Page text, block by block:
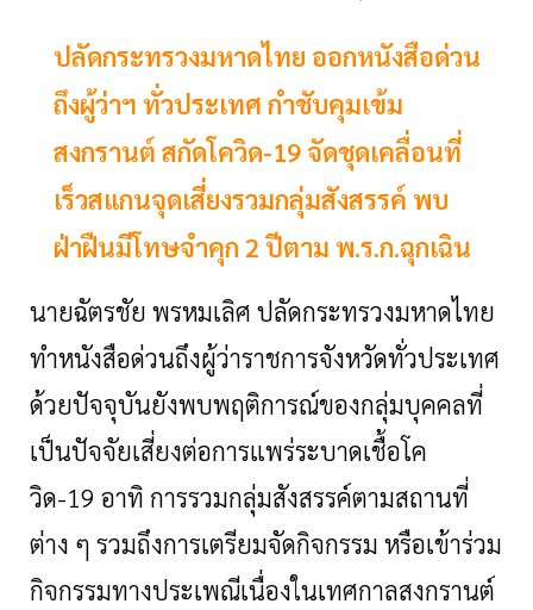
ปลัดกระทรวงมหาดไทย ออกหนังสือด่วน
ถึงผู้ว่าฯ ทั่วประเทศ กำชับคุมเข้ม
สงกรานต์ สกัดโควิด-19 จัดชุดเคลื่อนที่
เร็วสแกนจุดเสี่ยงรวมกลุ่มสังสรรค์ พบ
ฝ่าฝืนมีโทษจำคุก 2 ปีตาม พ.ร.ก.ฉุกเฉิน
นายฉัตรชัย พรหมเลิศ ปลัดกระทรวงมหาดไทย
ทำหนังสือด่วนถึงผู้ว่าราชการจังหวัดทั่วประเทศ
ด้วยปัจจุบันยังพบพฤติการณ์ของกลุ่มบุคคลที่
เป็นปัจจัยเสี่ยงต่อการแพร่ระบาดเชื้อโค
วิด-19 อาทิ การรวมกลุ่มสังสรรค์ตามสถานที่
ต่าง ๆ รวมถึงการเตรียมจัดกิจกรรม หรือเข้าร่วม
กิจกรรมทางประเพณีเนื่องในเทศกาลสงกรานต์